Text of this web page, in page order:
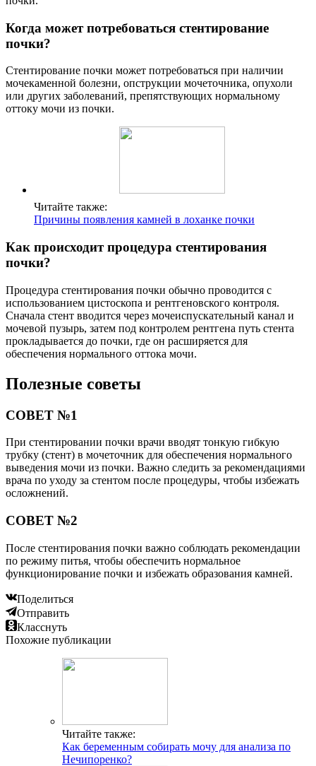
Когда может потребоваться стентирование
почки?
Стентирование почки может потребоваться при наличии
мочекаменной болезни, опструкции мочеточника, опухоли
или других заболеваний, препятствующих нормальному
оттоку мочи из почки.
Читайте также:
Причины появления камней в лоханке почки
Как происходит процедура стентирования
почки?
Процедура стентирования почки обычно проводится с
использованием цистоскопа и рентгеновского контроля.
Сначала стент вводится через мочеиспускательный канал и
мочевой пузырь, затем под контролем рентгена путь стента
прокладывается до почки, где он расширяется для
обеспечения нормального оттока мочи.
Полезные советы
СОВЕТ №1
При стентировании почки врачи вводят тонкую гибкую
трубку (стент) в мочеточник для обеспечения нормального
выведения мочи из почки. Важно следить за рекомендациями
врача по уходу за стентом после процедуры, чтобы избежать
осложнений.
СОВЕТ №2
После стентирования почки важно соблюдать рекомендации
по режиму питья, чтобы обеспечить нормальное
функционирование почки и избежать образования камней.
Поделиться
Отправить
Класснуть
Похожие публикации
Читайте также:
Как беременным собирать мочу для анализа по
Нечипоренко?